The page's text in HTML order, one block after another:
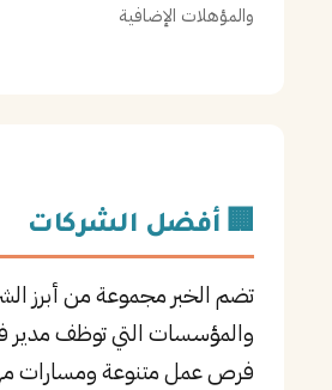
والمؤهلات الإضافية
🏢 أفضل الشركات
تضم الخبر مجموعة من أبرز
والمؤسسات التي توظف مدير
فرص عمل متنوعة ومسارات